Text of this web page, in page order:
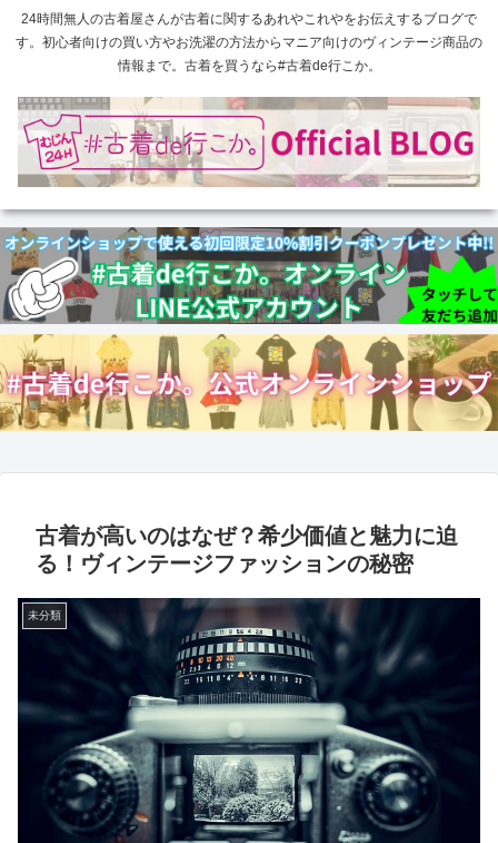
24時間無人の古着屋さんが古着に関するあれやこれやをお伝えするブログで
す。初心者向けの買い方やお洗濯の方法からマニア向けのヴィンテージ商品の
情報まで。古着を買うなら#古着de行こか。
古着が高いのはなぜ？希少価値と魅力に迫
る！ヴィンテージファッションの秘密
未分類